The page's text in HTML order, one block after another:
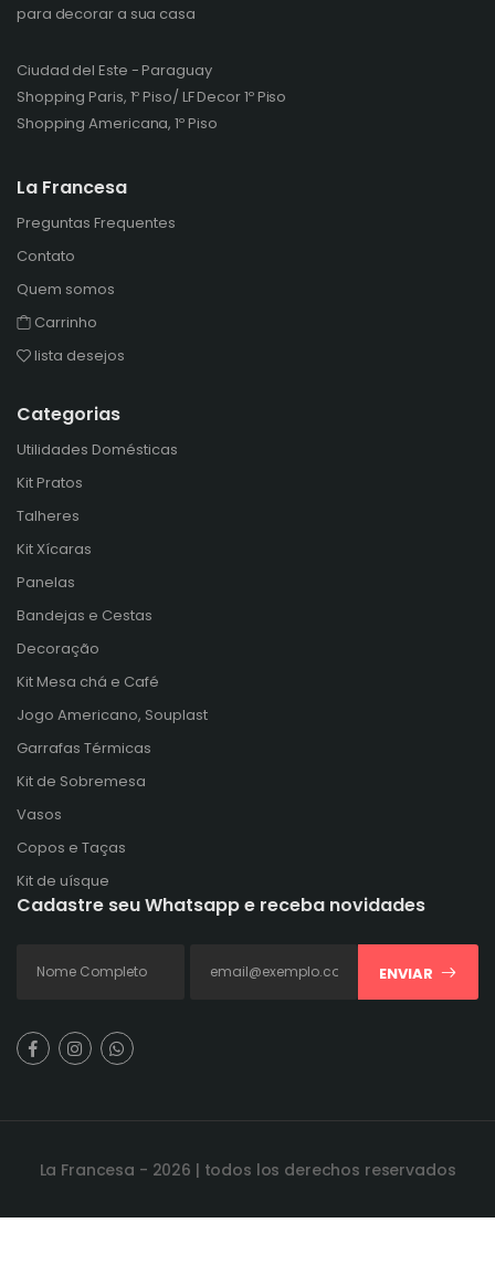
para decorar a sua casa
Ciudad del Este - Paraguay
Shopping Paris, 1º Piso/ LF Decor 1º Piso
Shopping Americana, 1º Piso
La Francesa
Preguntas Frequentes
Contato
Quem somos
Carrinho
lista desejos
Categorias
Utilidades Domésticas
Kit Pratos
Talheres
Kit Xícaras
Panelas
Bandejas e Cestas
Decoração
Kit Mesa chá e Café
Jogo Americano, Souplast
Garrafas Térmicas
Kit de Sobremesa
Vasos
Copos e Taças
Kit de uísque
Cadastre seu Whatsapp e receba novidades
ENVIAR
La Francesa - 2026 | todos los derechos reservados